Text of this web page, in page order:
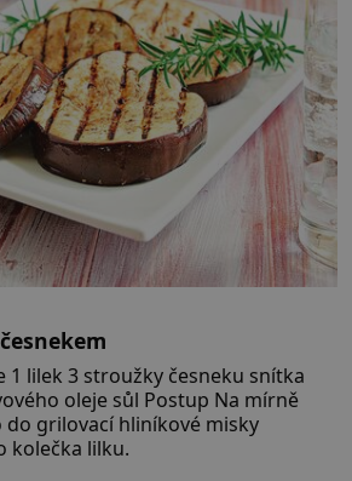
sůl Postup Na mírně
grilovací hliníkové misky
kolečka lilku.